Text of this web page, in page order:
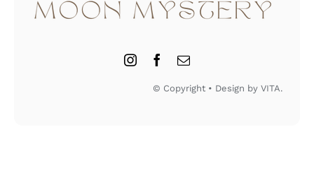
© Copyright • Design by VITA.